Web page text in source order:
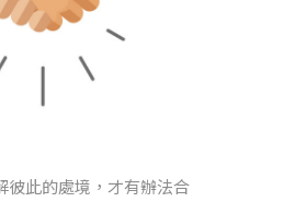
彼此的處境，才有辦法合